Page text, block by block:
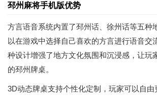
邳州麻将手机版优势
方言语音系统内置了邳州话、徐州话等五种
以在游戏中选择自己喜欢的方言进行语音交
种设计增强了地方文化氛围和沉浸感，让玩
的邳州牌桌。
3D动态牌桌支持个性化定制，玩家可以自由